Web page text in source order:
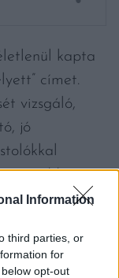
Information
third parties, or
for
opt-out
kapta
címet.
vizsgáló,
jó
Ne
meg